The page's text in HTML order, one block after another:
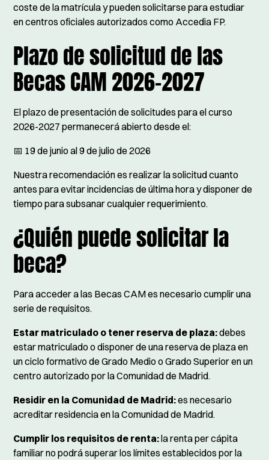
coste de la matrícula y pueden solicitarse para estudiar
en centros oficiales autorizados como Accedia FP.
Plazo de solicitud de las
Becas CAM 2026-2027
El plazo de presentación de solicitudes para el curso
2026-2027 permanecerá abierto desde el:
📅 19 de junio al 9 de julio de 2026
Nuestra recomendación es realizar la solicitud cuanto
antes para evitar incidencias de última hora y disponer de
tiempo para subsanar cualquier requerimiento.
¿Quién puede solicitar la
beca?
Para acceder a las Becas CAM es necesario cumplir una
serie de requisitos.
Estar matriculado o tener reserva de plaza:debes
estar matriculado o disponer de una reserva de plaza en
un ciclo formativo de Grado Medio o Grado Superior en un
centro autorizado por la Comunidad de Madrid.
Residir en la Comunidad de Madrid:es necesario
acreditar residencia en la Comunidad de Madrid.
Cumplir los requisitos de renta:la renta per cápita
familiar no podrá superar los límites establecidos por la